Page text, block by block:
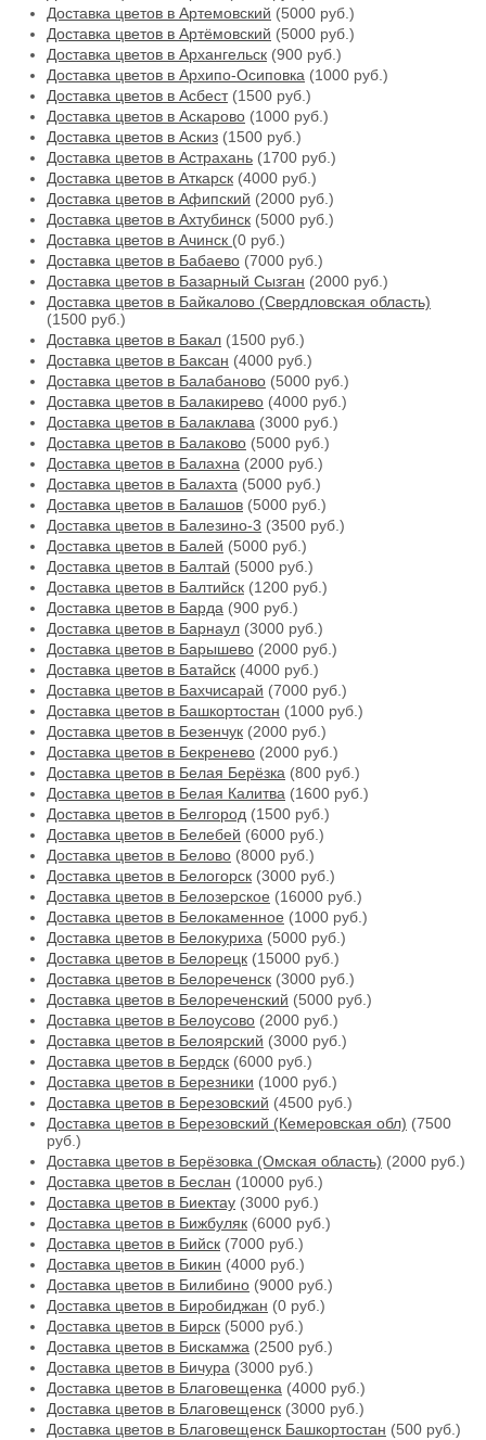
Доставка цветов в Артемовский (5000 руб.)
Доставка цветов в Артёмовский (5000 руб.)
Доставка цветов в Архангельск (900 руб.)
Доставка цветов в Архипо-Осиповка (1000 руб.)
Доставка цветов в Асбест(1500 руб.)
Доставка цветов в Аскарово (1000 руб.)
Доставка цветов в Аскиз (1500 руб.)
Доставка цветов в Астрахань (1700 руб.)
Доставка цветов в Аткарск (4000 руб.)
Доставка цветов в Афипский (2000 руб.)
Доставка цветов в Ахтубинск (5000 руб.)
Доставка цветов в Ачинск (0 руб.)
Доставка цветов в Бабаево (7000 руб.)
Доставка цветов в Базарный Сызган (2000 руб.)
Доставка цветов в Байкалово (Свердловская область)
(1500 руб.)
Доставка цветов в Бакал (1500 руб.)
Доставка цветов в Баксан (4000 руб.)
Доставка цветов в Балабаново (5000 руб.)
Доставка цветов в Балакирево (4000 руб.)
Доставка цветов в Балаклава (3000 руб.)
Доставка цветов в Балаково (5000 руб.)
Доставка цветов в Балахна (2000 руб.)
Доставка цветов в Балахта (5000 руб.)
Доставка цветов в Балашов (5000 руб.)
Доставка цветов в Балезино-3 (3500 руб.)
Доставка цветов в Балей (5000 руб.)
Доставка цветов в Балтай (5000 руб.)
Доставка цветов в Балтийск (1200 руб.)
Доставка цветов в Барда (900 руб.)
Доставка цветов в Барнаул (3000 руб.)
Доставка цветов в Барышево (2000 руб.)
Доставка цветов в Батайск (4000 руб.)
Доставка цветов в Бахчисарай (7000 руб.)
Доставка цветов в Башкортостан (1000 руб.)
Доставка цветов в Безенчук (2000 руб.)
Доставка цветов в Бекренево (2000 руб.)
Доставка цветов в Белая Берёзка (800 руб.)
Доставка цветов в Белая Калитва (1600 руб.)
Доставка цветов в Белгород (1500 руб.)
Доставка цветов в Белебей (6000 руб.)
Доставка цветов в Белово (8000 руб.)
Доставка цветов в Белогорск (3000 руб.)
Доставка цветов в Белозерское (16000 руб.)
Доставка цветов в Белокаменное (1000 руб.)
Доставка цветов в Белокуриха (5000 руб.)
Доставка цветов в Белорецк (15000 руб.)
Доставка цветов в Белореченск (3000 руб.)
Доставка цветов в Белореченский (5000 руб.)
Доставка цветов в Белоусово (2000 руб.)
Доставка цветов в Белоярский (3000 руб.)
Доставка цветов в Бердск (6000 руб.)
Доставка цветов в Березники (1000 руб.)
Доставка цветов в Березовский (4500 руб.)
Доставка цветов в Березовский (Кемеровская обл) (7500
руб.)
Доставка цветов в Берёзовка (Омская область) (2000 руб.)
Доставка цветов в Беслан (10000 руб.)
Доставка цветов в Биектау (3000 руб.)
Доставка цветов в Бижбуляк (6000 руб.)
Доставка цветов в Бийск (7000 руб.)
Доставка цветов в Бикин (4000 руб.)
Доставка цветов в Билибино (9000 руб.)
Доставка цветов в Биробиджан (0 руб.)
Доставка цветов в Бирск (5000 руб.)
Доставка цветов в Бискамжа (2500 руб.)
Доставка цветов в Бичура (3000 руб.)
Доставка цветов в Благовещенка (4000 руб.)
Доставка цветов в Благовещенск (3000 руб.)
Доставка цветов в Благовещенск Башкортостан (500 руб.)